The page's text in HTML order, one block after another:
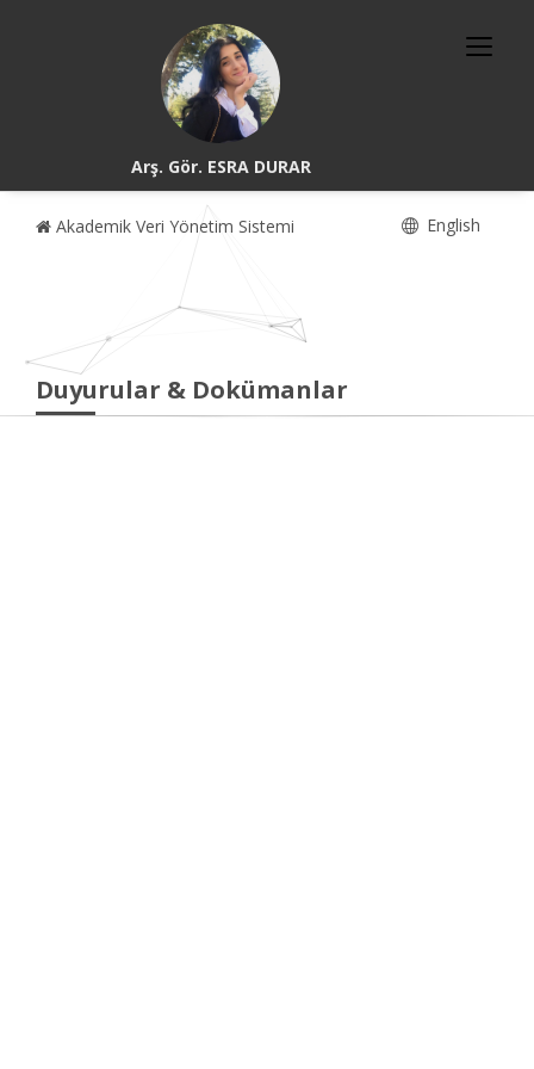
Arş. Gör. ESRA DURAR
Akademik Veri Yönetim Sistemi English
Duyurular & Dokümanlar